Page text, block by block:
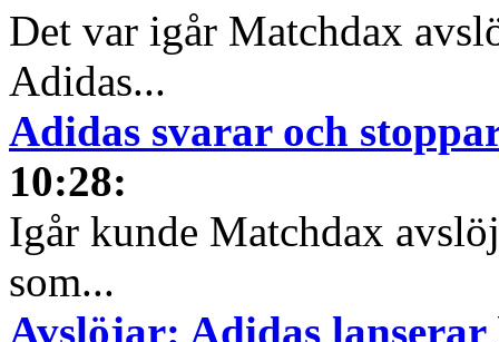
Det var igår Matchdax
Adidas...
Adidas svarar och
10:28:
Igår kunde Matchdax
som...
Avslöjar: Adidas lanserar